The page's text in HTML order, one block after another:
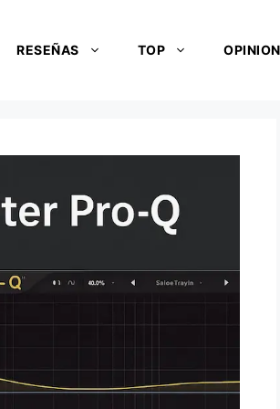
RESEÑAS TOP